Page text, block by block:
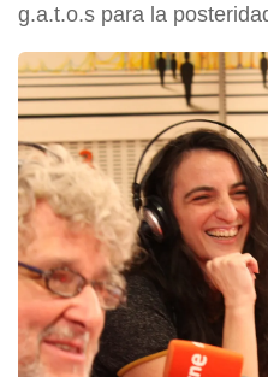
g.a.t.o.s para la